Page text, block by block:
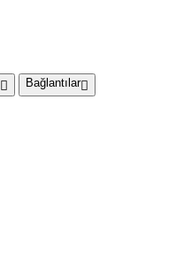
Bağlantılar